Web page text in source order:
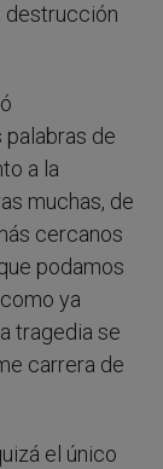
destrucción
palabras de
a la
muchas, de
cercanos
podamos
ya
tragedia se
carrera de
el único